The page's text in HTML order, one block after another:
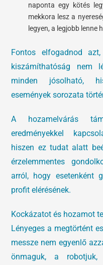
naponta egy kötés
mekkora lesz a
legyen, a legjobb lenne
Fontos elfogadnod
kiszámíthatóság nem
minden jósolható,
események sorozata
A hozamelvárás
eredményekkel
hiszen ez tudat alatt
érzelemmentes
arról, hogy esetenként
profit elérésének.
Kockázatot és hozamot
Lényeges a megtörtént
messze nem egyenlő
önmaguk, a